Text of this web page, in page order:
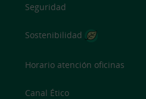
Seguridad
Sostenibilidad
Horario atención oficinas
Canal Ético